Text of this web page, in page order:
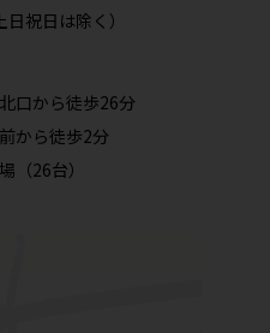
祝日は除く）
口から徒歩26分
から徒歩2分
（26台）